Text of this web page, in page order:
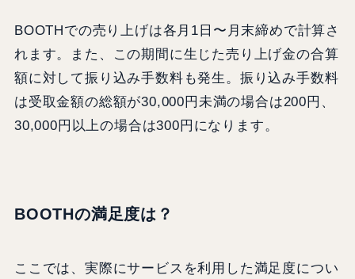
BOOTHでの売り上げは各月1日〜月末締めで計算さ
れます。また、この期間に生じた売り上げ金の合算
額に対して振り込み手数料も発生。振り込み手数料
は受取金額の総額が30,000円未満の場合は200円、
30,000円以上の場合は300円になります。
BOOTHの満足度は？
ここでは、実際にサービスを利用した満足度につい